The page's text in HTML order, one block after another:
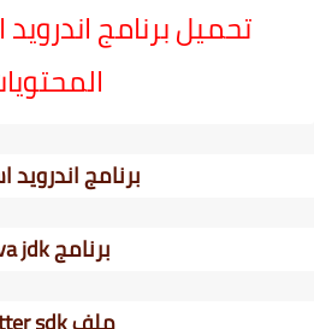
تحميل برنامج
المحتويات
برنامج اندرويد
برنامج java jdk